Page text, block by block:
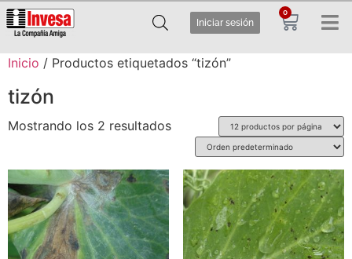
Iniciar sesión
0
Inicio / Productos etiquetados “tizón”
tizón
Mostrando los 2 resultados